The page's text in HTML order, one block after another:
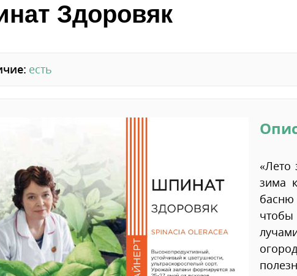
Здоровяк
есть
«Лето
зима
басню